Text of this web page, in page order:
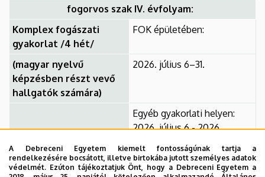
fogorvos szak IV. évfolyam:
Komplex fogászati
gyakorlat /4 hét/
FOK épületében:
(magyar nyelvű
képzésben részt vevő
hallgatók számára)
2026. július 6–31.
Egyéb gyakorlati helyen:
2026. július 6 - 2026.
Komplex fogászati
FOK épületében:
A Debreceni Egyetem kiemelt fontosságúnak tartja a
rendelkezésére bocsátott, illetve birtokába jutott személyes adatok
védelmét. Ezúton tájékoztatjuk Önt, hogy a Debreceni Egyetem a